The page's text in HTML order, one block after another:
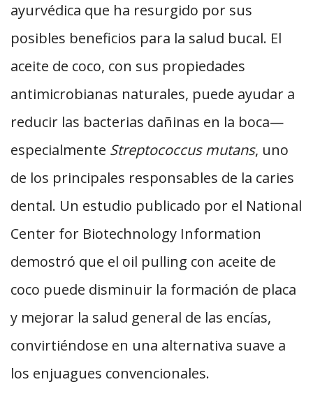
ayurvédica que ha resurgido por sus
posibles beneficios para la salud bucal. El
aceite de coco, con sus propiedades
antimicrobianas naturales, puede ayudar a
reducir las bacterias dañinas en la boca—
especialmente Streptococcus mutans, uno
de los principales responsables de la caries
dental. Un estudio publicado por el National
Center for Biotechnology Information
demostró que el oil pulling con aceite de
coco puede disminuir la formación de placa
y mejorar la salud general de las encías,
convirtiéndose en una alternativa suave a
los enjuagues convencionales.